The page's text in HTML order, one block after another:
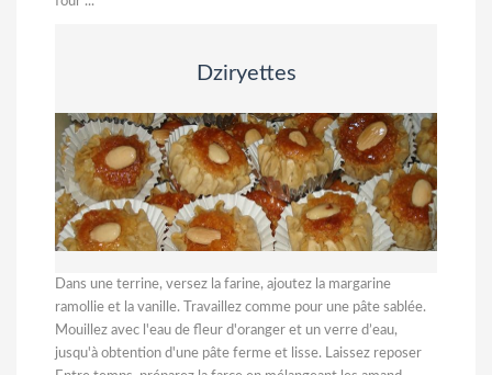
Dziryettes
Dans une terrine, versez la farine, ajoutez la margarine
ramollie et la vanille. Travaillez comme pour une pâte sablée.
Mouillez avec l'eau de fleur d'oranger et un verre d’eau,
jusqu'à obtention d'une pâte ferme et lisse. Laissez reposer